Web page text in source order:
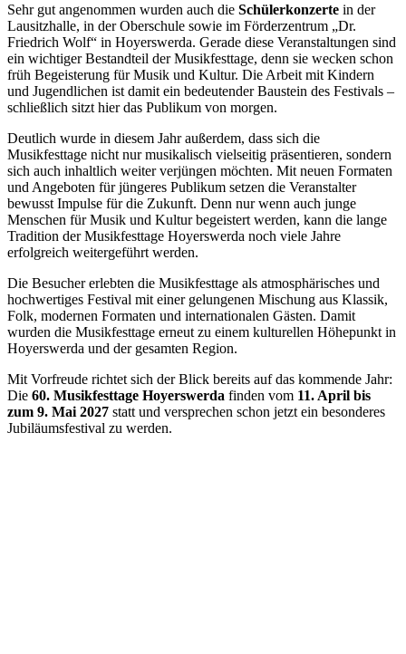
Sehr gut angenommen wurden auch die Schülerkonzerte in der
Lausitzhalle, in der Oberschule sowie im Förderzentrum „Dr.
Friedrich Wolf“ in Hoyerswerda. Gerade diese Veranstaltungen sind
ein wichtiger Bestandteil der Musikfesttage, denn sie wecken schon
früh Begeisterung für Musik und Kultur. Die Arbeit mit Kindern
und Jugendlichen ist damit ein bedeutender Baustein des Festivals –
schließlich sitzt hier das Publikum von morgen.
Deutlich wurde in diesem Jahr außerdem, dass sich die
Musikfesttage nicht nur musikalisch vielseitig präsentieren, sondern
sich auch inhaltlich weiter verjüngen möchten. Mit neuen Formaten
und Angeboten für jüngeres Publikum setzen die Veranstalter
bewusst Impulse für die Zukunft. Denn nur wenn auch junge
Menschen für Musik und Kultur begeistert werden, kann die lange
Tradition der Musikfesttage Hoyerswerda noch viele Jahre
erfolgreich weitergeführt werden.
Die Besucher erlebten die Musikfesttage als atmosphärisches und
hochwertiges Festival mit einer gelungenen Mischung aus Klassik,
Folk, modernen Formaten und internationalen Gästen. Damit
wurden die Musikfesttage erneut zu einem kulturellen Höhepunkt in
Hoyerswerda und der gesamten Region.
Mit Vorfreude richtet sich der Blick bereits auf das kommende Jahr:
Die 60. Musikfesttage Hoyerswerda finden vom 11. April bis
zum 9. Mai 2027 statt und versprechen schon jetzt ein besonderes
Jubiläumsfestival zu werden.